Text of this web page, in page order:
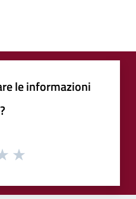
le informazioni